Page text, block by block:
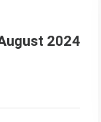
2024